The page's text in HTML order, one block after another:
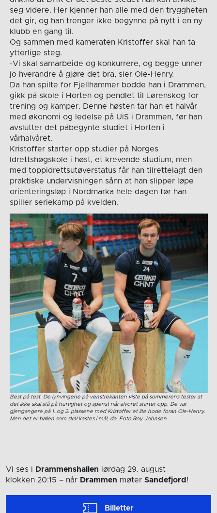
seg videre. Her kjenner han alle med den tryggheten
det gir, og han trenger ikke begynne på nytt i en ny
klubb en gang til.
Og sammen med kameraten Kristoffer skal han ta
ytterlige steg.
-Vi skal samarbeide og konkurrere, og begge unner
jo hverandre å gjøre det bra, sier Ole-Henry.
Da han spilte for Fjellhammer bodde han i Drammen,
gikk på skole i Horten og pendlet til Lørenskog for
trening og kamper. Denne høsten tar han et halvår
med økonomi og ledelse på UiS i Drammen, før han
avslutter det påbegynte studiet i Horten i
vårhalvåret.
Kristoffer starter opp studier på Norges
Idrettshøgskole i høst, et krevende studium, men
med toppidrettsutøverstatus får han tilrettelagt den
praktiske undervisningen sånn at han slipper løpe
orienteringsløp i Nordmarka hele dagen før han
spiller seriekamp på kvelden.
Best på test. De lynvingene på venstrekanten viste på sommerens tester at
det ikke skal stå på hurtighet og spenst når alvoret starter opp. De var
gjengangere på 1. og 2. plassene med Kristoffer et lite hode foran Ole-Henry.
Men det er ballen som skal kastes i mål, da. Foto Roy Johnsen
Vi ses i Drammenshallen lørdag 29. august
klokken 20:15 – når Drammen møter Sandefjord !
Billetter